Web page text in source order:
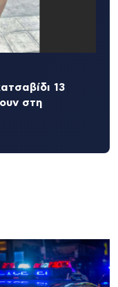
13
στη